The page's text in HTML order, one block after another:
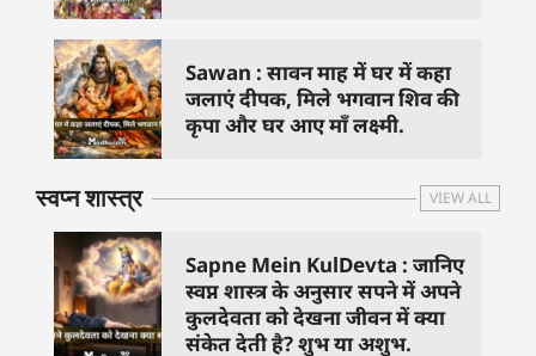
Sawan : सावन माह में घर में कहा
जलाएं दीपक, मिले भगवान शिव की
कृपा और घर आए माँ लक्ष्मी.
स्वप्न शास्त्र VIEW ALL
Sapne Mein KulDevta : जानिए
स्वप्न शास्त्र के अनुसार सपने में अपने
कुलदेवता को देखना जीवन में क्या
संकेत देती है? शुभ या अशुभ.